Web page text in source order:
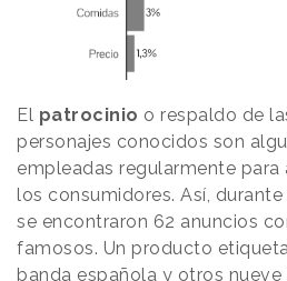
El patrocinio o respaldo de
personajes conocidos son
empleadas regularmente
los consumidores. Así,
se encontraron 62 anuncios
famosos. Un producto
banda española y otros